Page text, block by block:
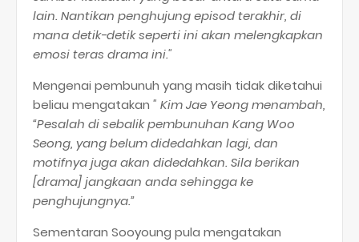
lain. Nantikan penghujung episod terakhir, di
mana detik-detik seperti ini akan melengkapkan
emosi teras drama ini."
Mengenai pembunuh yang masih tidak diketahui
beliau mengatakan " Kim Jae Yeong menambah,
“Pesalah di sebalik pembunuhan Kang Woo
Seong, yang belum didedahkan lagi, dan
motifnya juga akan didedahkan. Sila berikan
[drama] jangkaan anda sehingga ke
penghujungnya.”
Sementaran Sooyoung pula mengatakan